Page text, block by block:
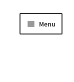
Menu